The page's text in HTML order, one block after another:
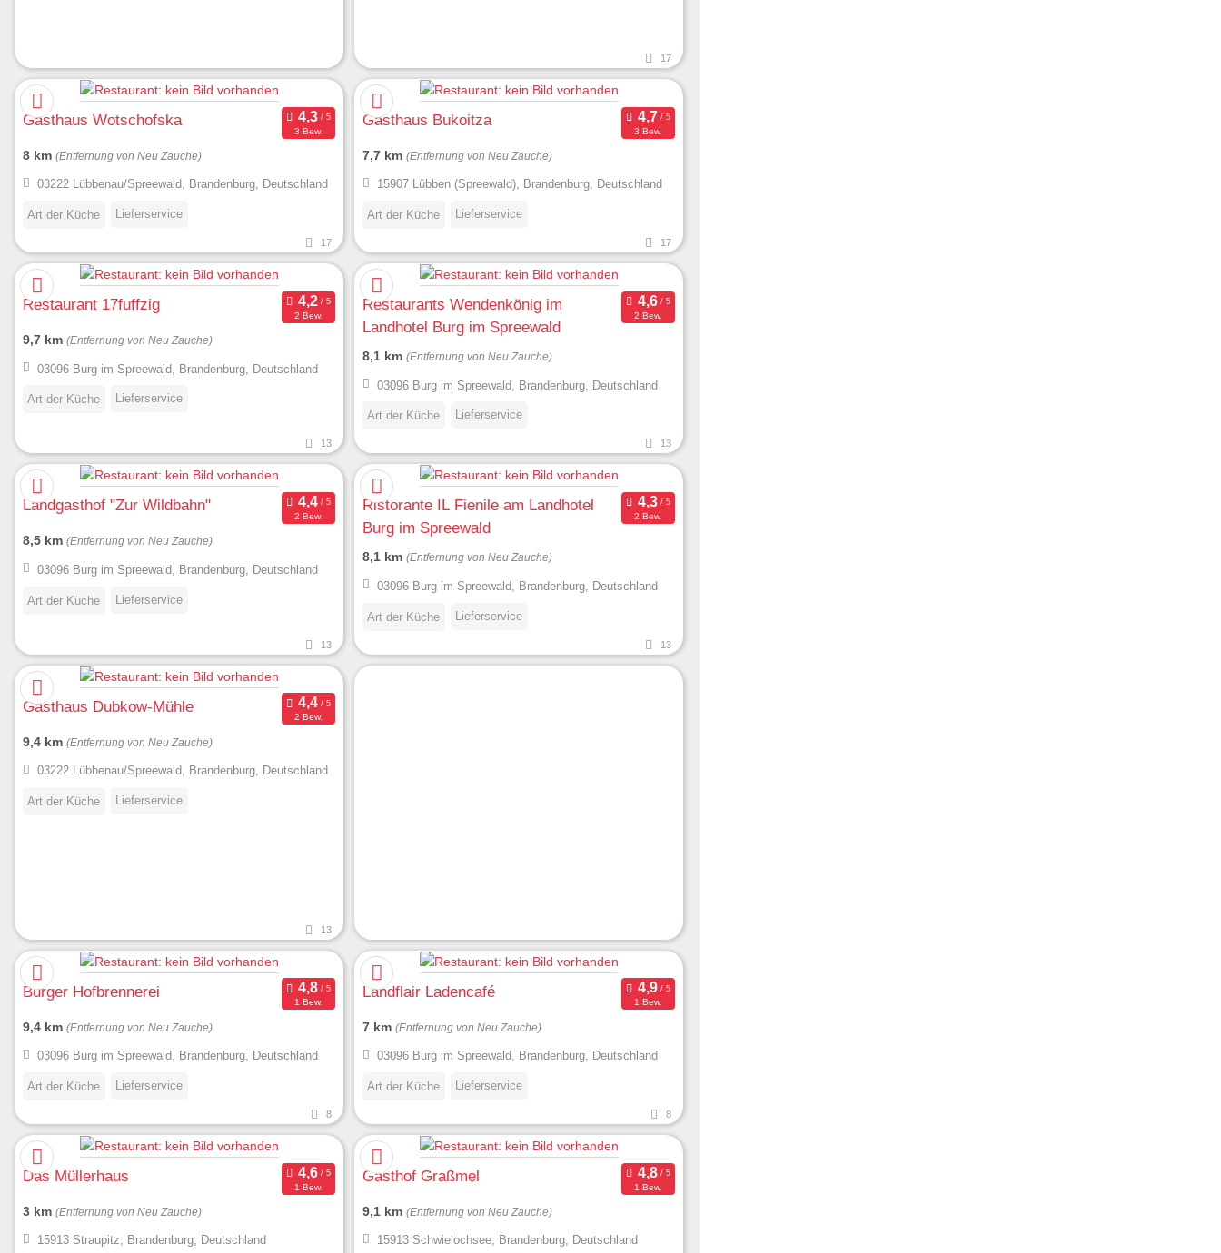
17
Gasthaus Wotschofska
3 Bew.
8 km (Entfernung von Neu Zauche)
03222 Lübbenau/Spreewald, Brandenburg, Deutschland
Art der Küche Lieferservice
17
Gasthaus Bukoitza
3 Bew.
7,7 km (Entfernung von Neu Zauche)
15907 Lübben (Spreewald), Brandenburg, Deutschland
Art der Küche Lieferservice
17
Restaurant 17fuffzig
2 Bew.
9,7 km (Entfernung von Neu Zauche)
03096 Burg im Spreewald, Brandenburg, Deutschland
Art der Küche Lieferservice
13
Restaurants Wendenkönig im
Landhotel Burg im Spreewald
2 Bew.
8,1 km (Entfernung von Neu Zauche)
03096 Burg im Spreewald, Brandenburg, Deutschland
Art der Küche Lieferservice
13
Landgasthof "Zur Wildbahn"
2 Bew.
8,5 km (Entfernung von Neu Zauche)
03096 Burg im Spreewald, Brandenburg, Deutschland
Art der Küche Lieferservice
13
Ristorante IL Fienile am Landhotel
Burg im Spreewald
2 Bew.
8,1 km (Entfernung von Neu Zauche)
03096 Burg im Spreewald, Brandenburg, Deutschland
Art der Küche Lieferservice
13
Gasthaus Dubkow-Mühle
2 Bew.
9,4 km (Entfernung von Neu Zauche)
03222 Lübbenau/Spreewald, Brandenburg, Deutschland
Art der Küche Lieferservice
13
Burger Hofbrennerei
1 Bew.
9,4 km (Entfernung von Neu Zauche)
03096 Burg im Spreewald, Brandenburg, Deutschland
Art der Küche Lieferservice
8
Landflair Ladencafé
1 Bew.
7 km (Entfernung von Neu Zauche)
03096 Burg im Spreewald, Brandenburg, Deutschland
Art der Küche Lieferservice
8
Das Müllerhaus
1 Bew.
3 km (Entfernung von Neu Zauche)
15913 Straupitz, Brandenburg, Deutschland
Gasthof Graßmel
1 Bew.
9,1 km (Entfernung von Neu Zauche)
15913 Schwielochsee, Brandenburg, Deutschland